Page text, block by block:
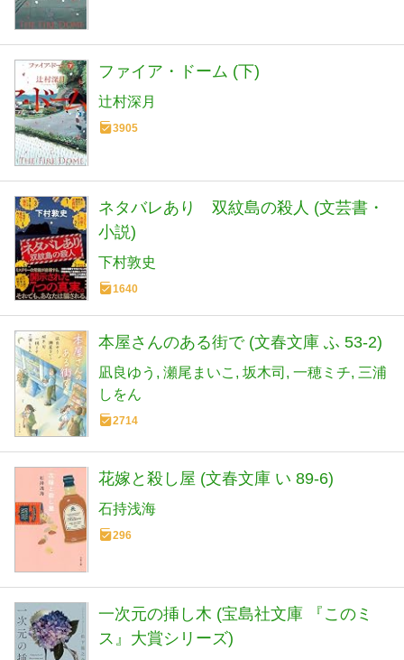
ファイア・ドーム (下)
辻村深月
3905
ネタバレあり 双紋島の殺人 (文芸書・
小説)
下村敦史
1640
本屋さんのある街で (文春文庫 ふ 53-2)
凪良ゆう 瀬尾まいこ 坂木司 一穂ミチ 三浦
しをん
2714
花嫁と殺し屋 (文春文庫 い 89-6)
石持浅海
296
一次元の挿し木 (宝島社文庫 『このミ
ス』大賞シリーズ)